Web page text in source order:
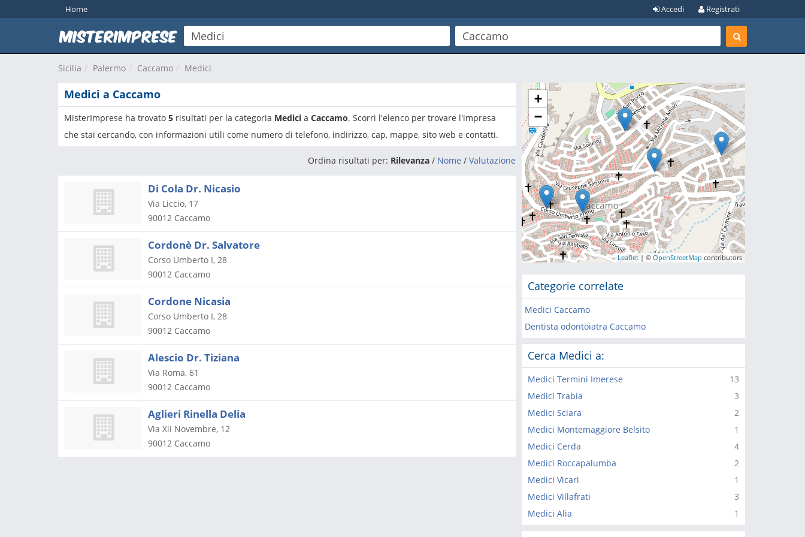
Home Registrati
Accedi
Sicilia Palermo Caccamo Medici
Medici a Caccamo
MisterImprese ha trovato 5 risultati per la categoria Medici a Caccamo. Scorri l'elenco per trovare l'impresa
che stai cercando, con informazioni utili come numero di telefono, indirizzo, cap, mappe, sito web e contatti.
Ordina risultati per: Rilevanza / Nome / Valutazione
Di Cola Dr. Nicasio
Via Liccio, 17
90012 Caccamo
Cordonè Dr. Salvatore
Corso Umberto I, 28
90012 Caccamo
Cordone Nicasia
Corso Umberto I, 28
90012 Caccamo
Alescio Dr. Tiziana
Via Roma, 61
90012 Caccamo
Aglieri Rinella Delia
Via Xii Novembre, 12
90012 Caccamo
+
−
Leaflet | ©OpenStreetMap contributors
Categorie correlate
Medici Caccamo
Dentista odontoiatra Caccamo
Cerca Medici a:
13
Medici Termini Imerese
3
Medici Trabia
2
Medici Sciara
1
Medici Montemaggiore Belsito
4
Medici Cerda
2
Medici Roccapalumba
1
Medici Vicari
3
Medici Villafrati
1
Medici Alia